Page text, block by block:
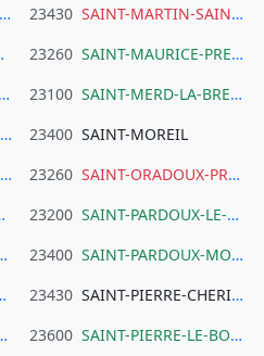
23430 SAINT-MARTIN-SAINTE-CATHERINE
23260 SAINT-MAURICE-PRES-CROCQ
23100 SAINT-MERD-LA-BREUILLE
23400 SAINT-MOREIL
23260 SAINT-ORADOUX-PRES-CROCQ
23200 SAINT-PARDOUX-LE-NEUF
23400 SAINT-PARDOUX-MORTEROLLES
23430 SAINT-PIERRE-CHERIGNAT
23600 SAINT-PIERRE-LE-BOST